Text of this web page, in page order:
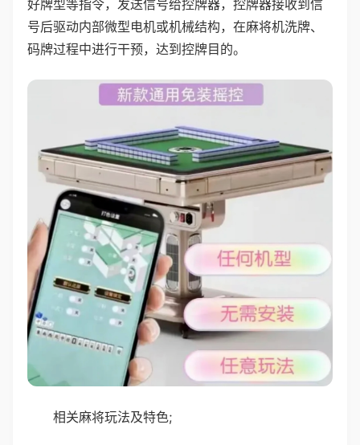
好牌型等指令，发送信号给控牌器，控牌器接收到信
号后驱动内部微型电机或机械结构，在麻将机洗牌、
码牌过程中进行干预，达到控牌目的。
相关麻将玩法及特色;